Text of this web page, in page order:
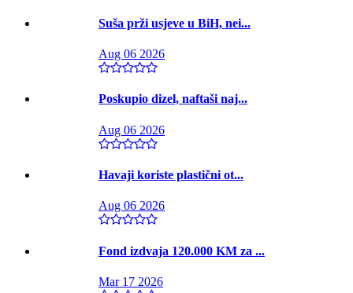
Suša prži usjeve u BiH, nei...
Aug 06 2026
Poskupio dizel, naftaši naj...
Aug 06 2026
Havaji koriste plastični ot...
Aug 06 2026
Fond izdvaja 120.000 KM za ...
Mar 17 2026